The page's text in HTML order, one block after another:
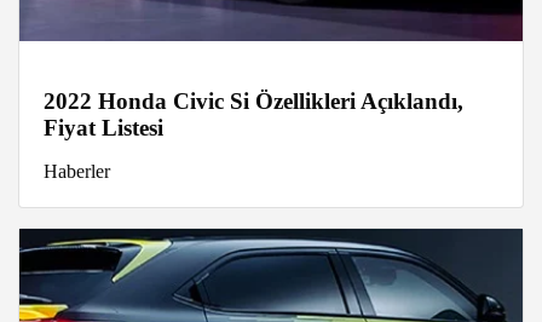
2022 Honda Civic Si Özellikleri Açıklandı,
Fiyat Listesi
Haberler